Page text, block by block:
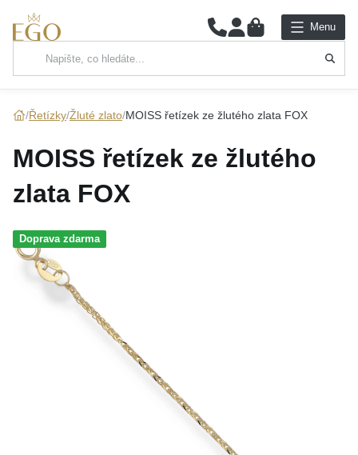
0 Menu
Hlavní kategorie
PRSTENY
NÁUŠNICE
Řetízky Žluté zlato MOISS řetízek ze žlutého zlata FOX
MOISS řetízek ze žlutého
zlata FOX
Doprava zdarma